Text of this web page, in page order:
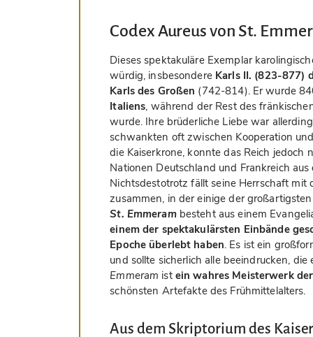
Codex Aureus von St.
Dieses spektakuläre Exemplar
würdig, insbesondere Karls II. (823-877)
Karls des Großen (742-814). Er wurde
Italiens, während der Rest des
wurde. Ihre brüderliche Liebe war
schwankten oft zwischen Kooperation
die Kaiserkrone, konnte das Reich
Nationen Deutschland und Frankreich
Nichtsdestotrotz fällt seine Herrschaft mit
zusammen, in der einige der
St. Emmerambesteht aus einem
einem der spektakulärsten Einbände
Epoche überlebt haben. Es ist ein
und sollte sicherlich alle beeindrucken, die
Emmeram ist ein wahres Meisterwerk
schönsten Artefakte des Frühmittelalters.
Aus dem Skriptorium des